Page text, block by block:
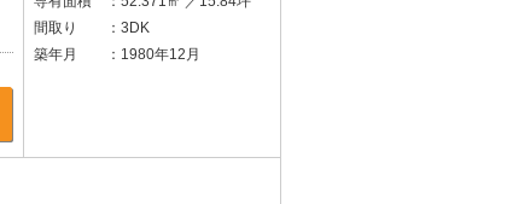
間取り
：3DK
築年月
：1980年12月